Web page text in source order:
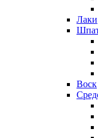
Лаки
Воск